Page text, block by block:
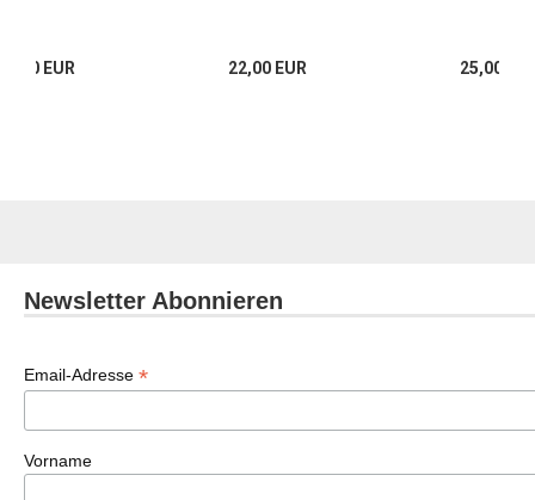
EUR 22,00 EUR 25,00
Newsletter Abonnieren
Email-Adresse *
Vorname